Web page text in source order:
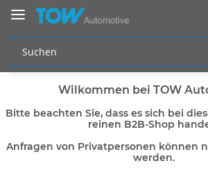
Wilkommen bei TOW
Bitte beachten Sie, dass es sich bei
reinen B2B-Shop
Anfragen von Privatpersonen können
werden.